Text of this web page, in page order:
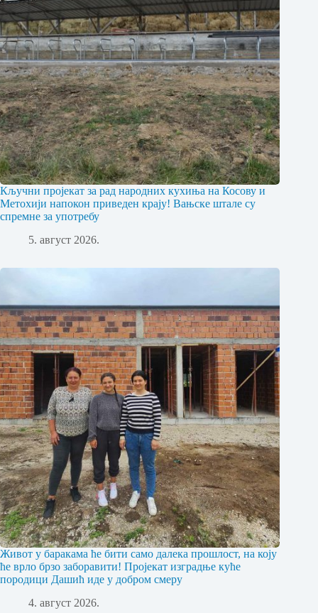
Кључни пројекат за рад народних кухиња на Косову и
Метохији напокон приведен крају! Вањске штале су
спремне за употребу
5. август 2026.
Живот у баракама ће бити само далека прошлост, на коју
ће врло брзо заборавити! Пројекат изградње куће
породици Дашић иде у добром смеру
4. август 2026.